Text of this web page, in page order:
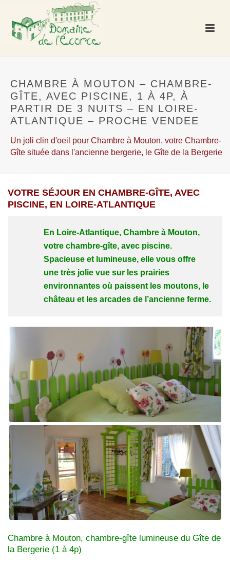
CHAMBRE À MOUTON – CHAMBRE-
GÎTE, AVEC PISCINE, 1 À 4P, À
PARTIR DE 3 NUITS – EN LOIRE-
ATLANTIQUE – PROCHE VENDEE
Un joli clin d'oeil pour Chambre à Mouton, votre Chambre-
Gîte située dans l'ancienne bergerie, le Gîte de la Bergerie
VOTRE SÉJOUR EN CHAMBRE-GÎTE, AVEC
PISCINE, EN LOIRE-ATLANTIQUE
En Loire-Atlantique, Chambre à Mouton,
votre chambre-gîte, avec piscine.
Spacieuse et lumineuse, elle vous offre
une très jolie vue sur les prairies
environnantes où paissent les moutons, le
château et les arcades de l’ancienne ferme.
Chambre à Mouton, chambre-gîte lumineuse du Gîte de
la Bergerie (1 à 4p)